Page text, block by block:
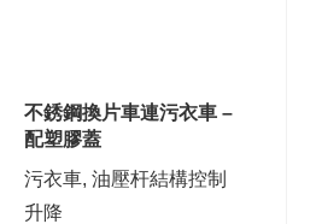
不銹鋼換片車連污衣車 –
配塑膠蓋
污衣車, 油壓杆結構控制
升降